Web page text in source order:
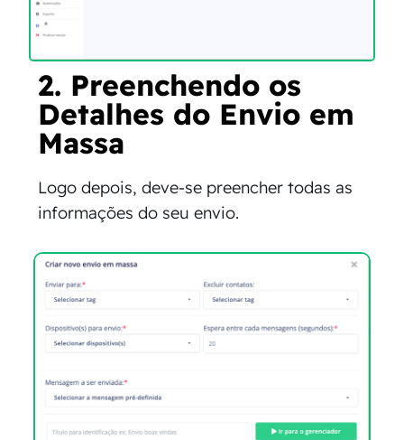
2. Preenchendo os
Detalhes do Envio em
Massa
Logo depois, deve-se preencher todas as
informações do seu envio.